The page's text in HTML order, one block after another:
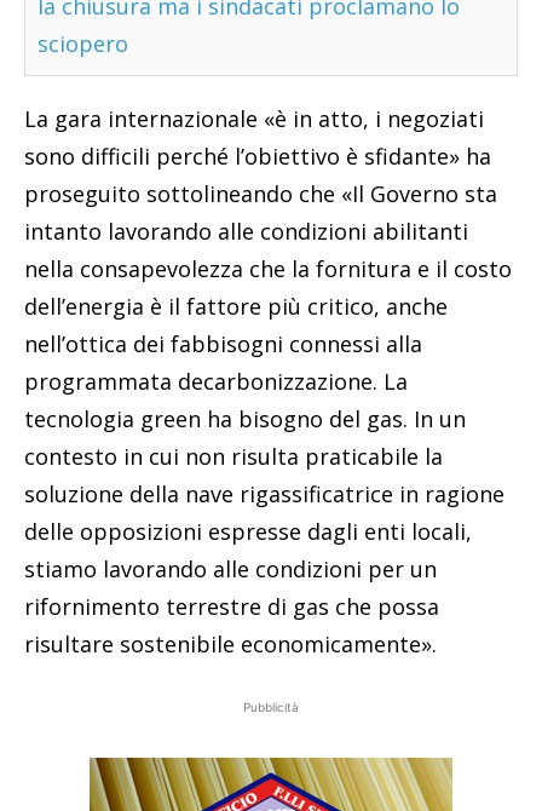
la chiusura ma i sindacati proclamano lo
sciopero
La gara internazionale «è in atto, i negoziati
sono difficili perché l’obiettivo è sfidante» ha
proseguito sottolineando che «Il Governo sta
intanto lavorando alle condizioni abilitanti
nella consapevolezza che la fornitura e il costo
dell’energia è il fattore più critico, anche
nell’ottica dei fabbisogni connessi alla
programmata decarbonizzazione. La
tecnologia green ha bisogno del gas. In un
contesto in cui non risulta praticabile la
soluzione della nave rigassificatrice in ragione
delle opposizioni espresse dagli enti locali,
stiamo lavorando alle condizioni per un
rifornimento terrestre di gas che possa
risultare sostenibile economicamente».
Pubblicità